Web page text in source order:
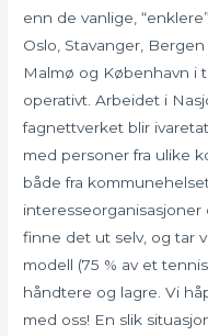
enn de vanlige,
Oslo, Stavanger,
Malmø og København i
operativt. Arbeidet i
fagnettverket blir
med personer fra ulike
både fra
interesseorganisasjoner
finne det ut selv, og tar
modell (75 % av et
håndtere og lagre. Vi
med oss! En slik